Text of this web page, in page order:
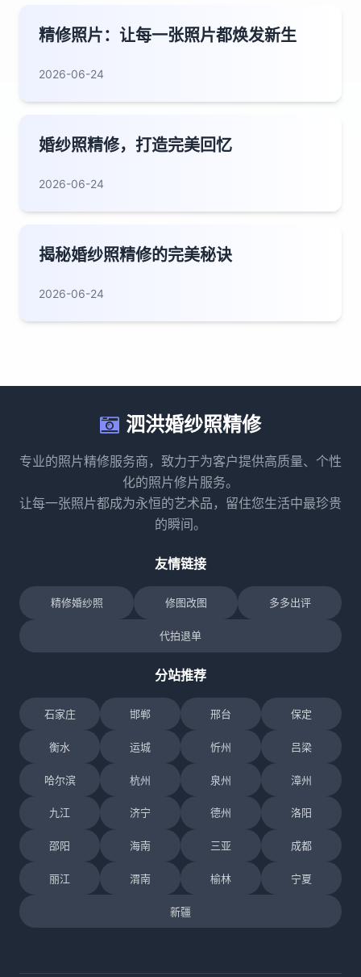
精修照片：让每一张照片都焕发新生
2026-06-24
婚纱照精修，打造完美回忆
2026-06-24
揭秘婚纱照精修的完美秘诀
2026-06-24
泗洪婚纱照精修
专业的照片精修服务商，致力于为客户提供高质量、个性
化的照片修片服务。
让每一张照片都成为永恒的艺术品，留住您生活中最珍贵
的瞬间。
友情链接
精修婚纱照 修图改图 多多出评
代拍退单
分站推荐
石家庄 邯郸 邢台 保定
衡水 运城 忻州 吕梁
哈尔滨 杭州 泉州 漳州
九江 济宁 德州 洛阳
邵阳 海南 三亚 成都
丽江 渭南 榆林 宁夏
新疆